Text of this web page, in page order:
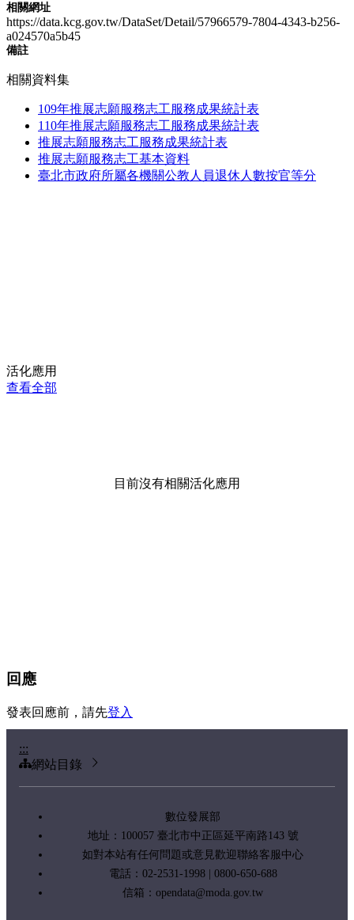
相關網址
https://data.kcg.gov.tw/DataSet/Detail/57966579-7804-4343-b256-
a024570a5b45
備註
相關資料集
109年推展志願服務志工服務成果統計表
110年推展志願服務志工服務成果統計表
推展志願服務志工服務成果統計表
推展志願服務志工基本資料
臺北市政府所屬各機關公教人員退休人數按官等分
活化應用
查看全部
目前沒有相關活化應用
回應
發表回應前，請先登入
:::
網站目錄
數位發展部
地址：100057 臺北市中正區延平南路143 號
如對本站有任何問題或意見歡迎聯絡客服中心
電話：02-2531-1998 | 0800-650-688
信箱： opendata@moda.gov.tw